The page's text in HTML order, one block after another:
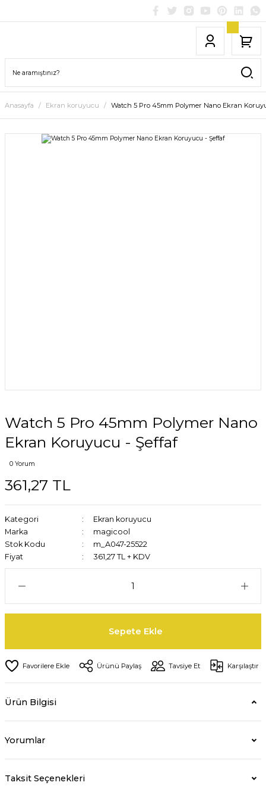
Anasayfa Ekran koruyucu Watch 5 Pro 45mm Polymer Nano Ekran
Watch 5 Pro 45mm Polymer Nano
Ekran Koruyucu - Şeffaf
0 Yorum
361,27 TL
Kategori
Ekran koruyucu
Marka
magicool
Stok Kodu
m_A047-25522
Fiyat
361,27 TL + KDV
Sepete Ekle
Ürünü Paylaş Tavsiye Et Karşılaştır
Ürün Bilgisi
Yorumlar
Taksit Seçenekleri